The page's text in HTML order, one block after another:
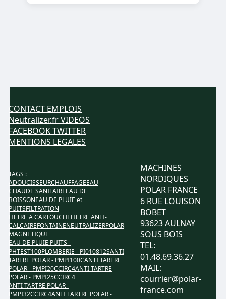
CONTACT EMPLOIS
Neutralizer.frVIDEOS
FACEBOOKTWITTER
MENTIONS LEGALES
TAGS :
ADOUCISSEURCHAUFFAGEEAU
CHAUDE SANITAIREEAU DE
BOISSONEAU DE PLUIE et
PUITSFILTRATION
FILTRE A CARTOUCHEFILTRE ANTI-
CALCAIREFONTAINENEUTRALIZERPOLAR
MAGNETIQUE
EAU DE PLUIE PUITS -
PHTEST100PLOMBERIE - PI010812SANTI
TARTRE POLAR - PMPI100CANTI TARTRE
POLAR - PMPI20CCIRC4ANTI TARTRE
POLAR - PMPI25CCIRC4
ANTI TARTRE POLAR -
PMPI32CCIRC4ANTI TARTRE POLAR -
MACHINES
NORDIQUES
POLAR FRANCE
6 RUE LOUISON
BOBET
93623 AULNAY
SOUS BOIS
TEL:
01.48.69.36.27
MAIL:
courrier@polar-
france.com